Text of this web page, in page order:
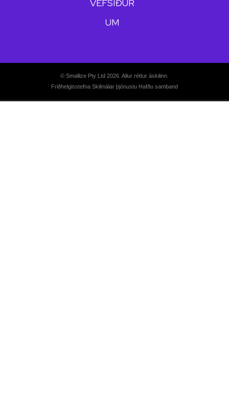
VEFSÍÐUR
UM
© Smallize Pty Ltd 2026. Allur réttur áskilinn.
Friðhelgisstefna Skilmálar þjónustu Hafðu samband